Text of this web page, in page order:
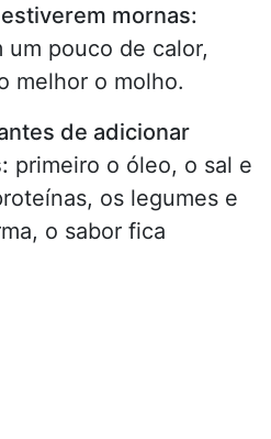
mornas:
um pouco de calor,
melhor o molho.
de adicionar
primeiro o óleo, o sal e
os legumes e
o sabor fica